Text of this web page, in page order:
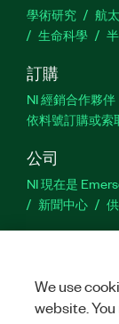
學術研究 航
生命科學
訂購
NI 經銷合作夥伴
依料號訂購或索
公司
NI 現在是
新聞中心
站建議
We use
website.